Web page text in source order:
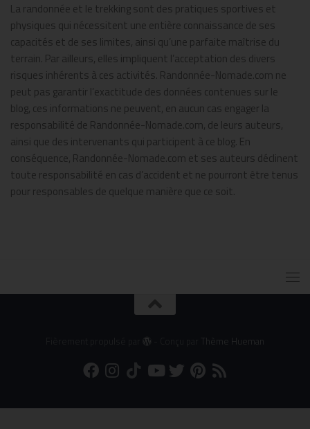
La randonnée et le trekking sont des pratiques sportives et
physiques qui nécessitent une entière connaissance de ses
capacités et de ses limites, ainsi qu’une parfaite maîtrise du
terrain. Par ailleurs, elles impliquent l’acceptation des divers
risques inhérents à ces activités. Randonnée-Nomade.com ne
peut pas garantir l’exactitude des données contenues sur le
blog, ces informations ne peuvent, en aucun cas engager la
responsabilité de Randonnée-Nomade.com, de leurs auteurs,
ainsi que des intervenants qui participent à ce blog. En
conséquence, Randonnée-Nomade.com et ses auteurs déclinent
toute responsabilité en cas d’accident et ne pourront être tenus
pour responsables de quelque manière que ce soit.
Thème Hueman